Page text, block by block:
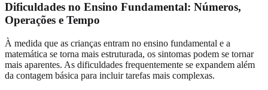
Dificuldades no Ensino Fundamental: Números,
Operações e Tempo
À medida que as crianças entram no ensino fundamental e a
matemática se torna mais estruturada, os sintomas podem se tornar
mais aparentes. As dificuldades frequentemente se expandem além
da contagem básica para incluir tarefas mais complexas.